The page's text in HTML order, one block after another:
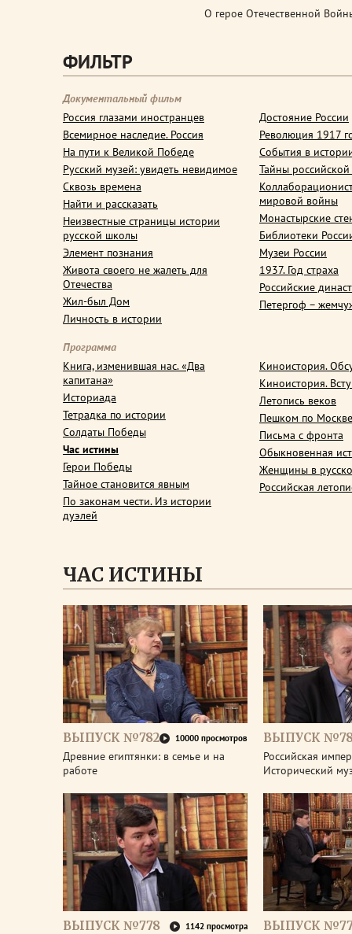
О герое Отечественной
ФИЛЬТР
Документальный фильм
Россия глазами иностранцев
Всемирное наследие. Россия
На пути к Великой Победе
Русский музей: увидеть невидимое
Сквозь времена
Найти и рассказать
Неизвестные страницы истории
русской школы
Элемент познания
Живота своего не жалеть для
Отечества
Жил-был Дом
Личность в истории
Достояние России
Революция 1917
События в
Тайны
мировой войны
Монастырские
Библиотеки
Музеи России
1937. Год страха
Российские
Петергоф –
Программа
Книга, изменившая нас. «Два
капитана»
Историада
Тетрадка по истории
Солдаты Победы
Час истины
Герои Победы
Тайное становится явным
По законам чести. Из истории
дуэлей
Киноистория.
Киноистория.
Летопись веков
Пешком по Москве
Письма с фронта
Обыкновенная
Женщины в
Российская
ЧАС ИСТИНЫ
ВЫПУСК №782 10000 просмотров
Древние египтянки: в семье и на
работе
ВЫПУСК
Российская
Исторический
ВЫПУСК №778 1142 просмотра ВЫПУСК